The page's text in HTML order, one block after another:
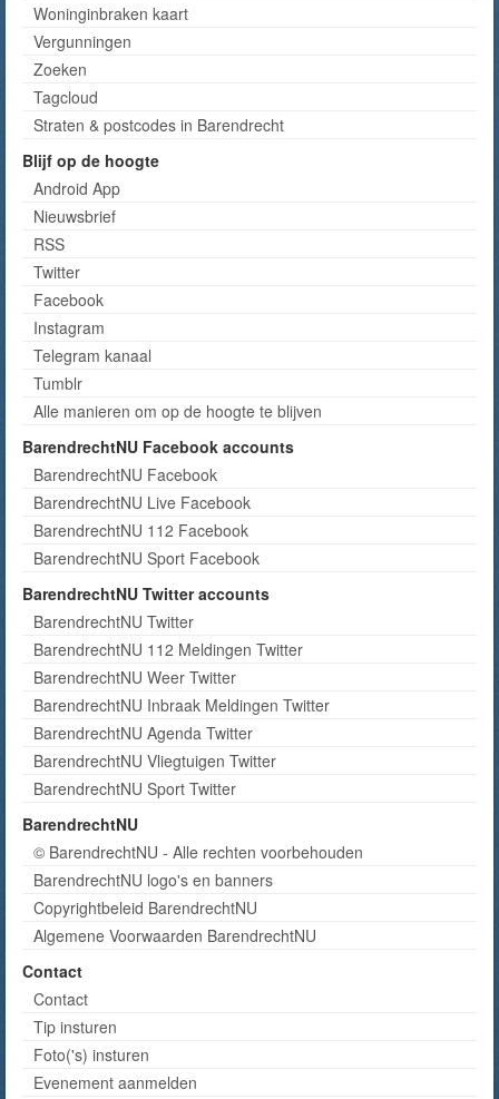
Woninginbraken kaart
Vergunningen
Zoeken
Tagcloud
Straten & postcodes in Barendrecht
Blijf op de hoogte
Android App
Nieuwsbrief
RSS
Twitter
Facebook
Instagram
Telegram kanaal
Tumblr
Alle manieren om op de hoogte te blijven
BarendrechtNU Facebook accounts
BarendrechtNU Facebook
BarendrechtNU Live Facebook
BarendrechtNU 112 Facebook
BarendrechtNU Sport Facebook
BarendrechtNU Twitter accounts
BarendrechtNU Twitter
BarendrechtNU 112 Meldingen Twitter
BarendrechtNU Weer Twitter
BarendrechtNU Inbraak Meldingen Twitter
BarendrechtNU Agenda Twitter
BarendrechtNU Vliegtuigen Twitter
BarendrechtNU Sport Twitter
BarendrechtNU
© BarendrechtNU - Alle rechten voorbehouden
BarendrechtNU logo's en banners
Copyrightbeleid BarendrechtNU
Algemene Voorwaarden BarendrechtNU
Contact
Contact
Tip insturen
Foto('s) insturen
Evenement aanmelden